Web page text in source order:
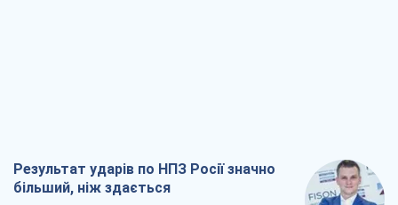
Результат ударів по НПЗ Росії значно
більший, ніж здається